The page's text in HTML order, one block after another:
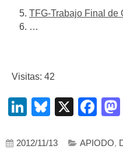
TFG-Trabajo Final de
…
Visitas: 42
LinkedIn
Bluesky
X
2012/11/13 APIODO,